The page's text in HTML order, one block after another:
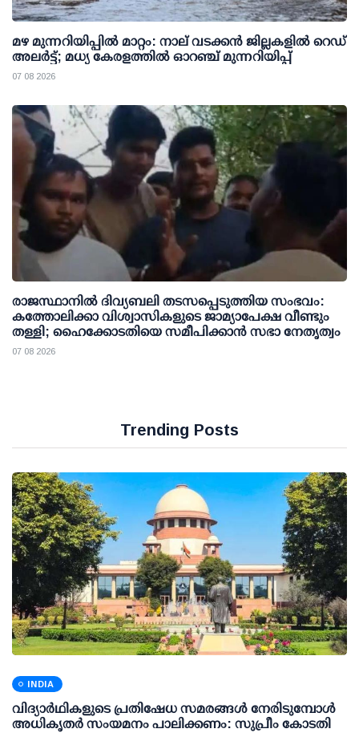
മഴ മുന്നറിയിപ്പില്‍ മാറ്റം: നാല് വടക്കന്‍ ജില്ലകളില്‍ റെഡ്
അലര്‍ട്ട്; മധ്യ കേരളത്തില്‍ ഓറഞ്ച് മുന്നറിയിപ്പ്
07 08 2026
രാജസ്ഥാനിൽ ദിവ്യബലി തടസപ്പെടുത്തിയ സംഭവം:
കത്തോലിക്കാ വിശ്വാസികളുടെ ജാമ്യാപേക്ഷ വീണ്ടും
തള്ളി; ഹൈക്കോടതിയെ സമീപിക്കാൻ സഭാ നേതൃത്വം
07 08 2026
Trending Posts
INDIA
വിദ്യാര്‍ഥികളുടെ പ്രതിഷേധ സമരങ്ങള്‍ നേരിടുമ്പോള്‍
അധികൃതര്‍ സംയമനം പാലിക്കണം: സുപ്രീം കോടതി